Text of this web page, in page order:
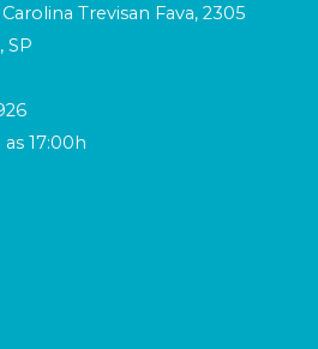
Trevisan Fava, 2305
SP
17:00h